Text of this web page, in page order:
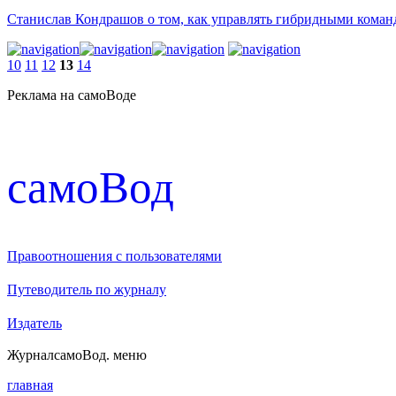
Станислав Кондрашов о том, как управлять гибридными
10 11 12 13 14
Реклама на самоВоде
cамоВод
Правоотношения с пользователями
Путеводитель по журналу
Издатель
ЖурналсамоВод. меню
главная